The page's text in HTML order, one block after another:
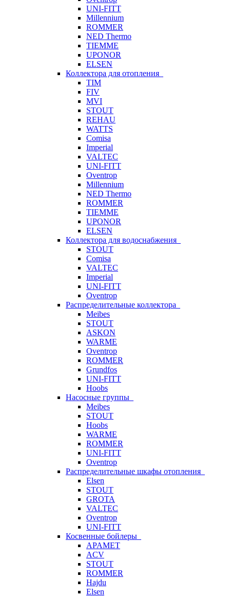
UNI-FITT
Millennium
ROMMER
NED Thermo
TIEMME
UPONOR
ELSEN
Коллектора для отопления
TIM
FIV
MVI
STOUT
REHAU
WATTS
Comisa
Imperial
VALTEC
UNI-FITT
Oventrop
Millennium
NED Thermo
ROMMER
TIEMME
UPONOR
ELSEN
Коллектора для водоснабжения
STOUT
Comisa
VALTEC
Imperial
UNI-FITT
Oventrop
Распределительные коллектора
Meibes
STOUT
ASKON
WARME
Oventrop
ROMMER
Grundfos
UNI-FITT
Hoobs
Насосные группы
Meibes
STOUT
Hoobs
WARME
ROMMER
UNI-FITT
Oventrop
Распределительные шкафы отопления
Elsen
STOUT
GROTA
VALTEC
Oventrop
UNI-FITT
Косвенные бойлеры
APAMET
ACV
STOUT
ROMMER
Hajdu
Elsen